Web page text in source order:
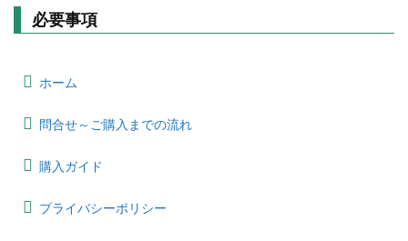
必要事項
ホーム
問合せ～ご購入までの流れ
購入ガイド
プライバシーポリシー